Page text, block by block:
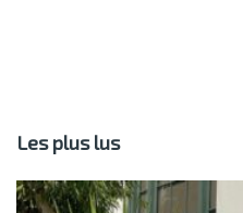
Les plus lus